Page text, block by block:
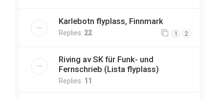
Karlebotn flyplass, Finnmark
Replies: 22 1 2
Riving av SK für Funk- und
Fernschrieb (Lista flyplass)
Replies: 11